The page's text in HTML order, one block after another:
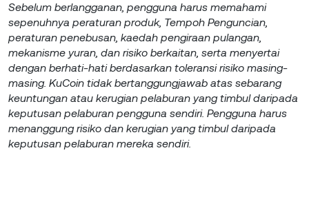
Sebelum berlangganan, pengguna harus memahami
sepenuhnya peraturan produk, Tempoh Penguncian,
peraturan penebusan, kaedah pengiraan pulangan,
mekanisme yuran, dan risiko berkaitan, serta menyertai
dengan berhati-hati berdasarkan toleransi risiko masing-
masing. KuCoin tidak bertanggungjawab atas sebarang
keuntungan atau kerugian pelaburan yang timbul daripada
keputusan pelaburan pengguna sendiri. Pengguna harus
menanggung risiko dan kerugian yang timbul daripada
keputusan pelaburan mereka sendiri.